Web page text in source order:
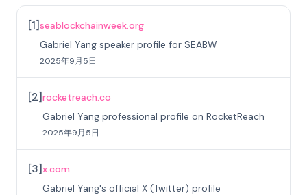
[1]seablockchainweek.org
Gabriel Yang speaker profile for SEABW
2025年9月5日
[2]rocketreach.co
Gabriel Yang professional profile on RocketReach
2025年9月5日
[3]x.com
Gabriel Yang's official X (Twitter) profile